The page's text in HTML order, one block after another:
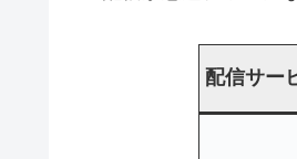
配信サー